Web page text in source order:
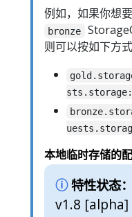
例如，如果你想
bronze
则可以按如下方式
sts.storage:
本地临时存储的
特性状态：
v1.8 [alpha]